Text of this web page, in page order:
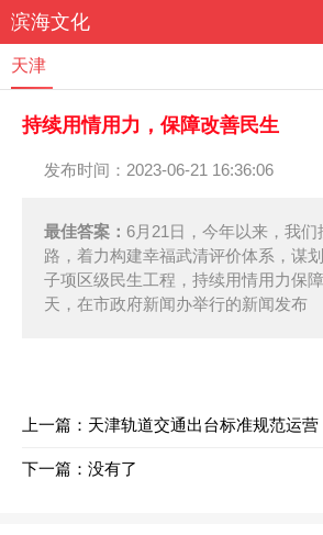
滨海文化
天津
持续用情用力，保障改善民生
发布时间：2023-06-21 16:36:06
最佳答案： 6月21日，今年以来，我们
路，着力构建幸福武清评价体系，谋
子项区级民生工程，持续用情用力保
天，在市政府新闻办举行的新闻发布
上一篇： 天津轨道交通出台标准规范运
下一篇：没有了